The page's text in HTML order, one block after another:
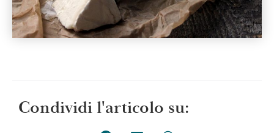
Condividi l'articolo su: